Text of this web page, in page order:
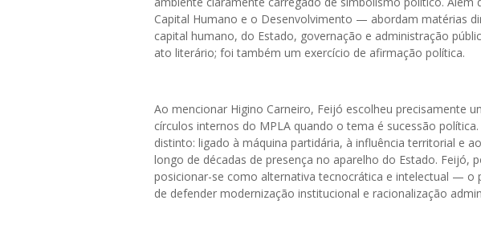
Capital Humano e o Desenvolvimento — abordam matérias
capital humano, do Estado, governação e administração
ato literário; foi também um exercício de afirmação política.
Ao mencionar Higino Carneiro, Feijó escolheu precisamente
círculos internos do MPLA quando o tema é sucessão
distinto: ligado à máquina partidária, à influência territorial e
longo de décadas de presença no aparelho do Estado. Feijó,
posicionar-se como alternativa tecnocrática e intelectual — o
de defender modernização institucional e racionalização